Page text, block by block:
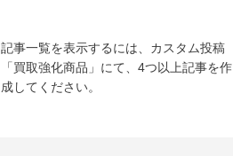
記事一覧を表示するには、カスタム投稿
「買取強化商品」にて、4つ以上記事を作
成してください。